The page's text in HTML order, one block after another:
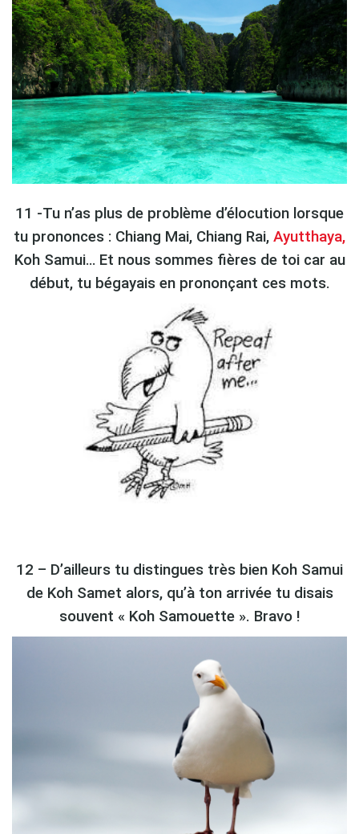
11 -Tu n’as plus de problème d’élocution lorsque
tu prononces : Chiang Mai, Chiang Rai, Ayutthaya,
Koh Samui… Et nous sommes fières de toi car au
début, tu bégayais en prononçant ces mots.
12 – D’ailleurs tu distingues très bien Koh Samui
de Koh Samet alors, qu’à ton arrivée tu disais
souvent « Koh Samouette ». Bravo !